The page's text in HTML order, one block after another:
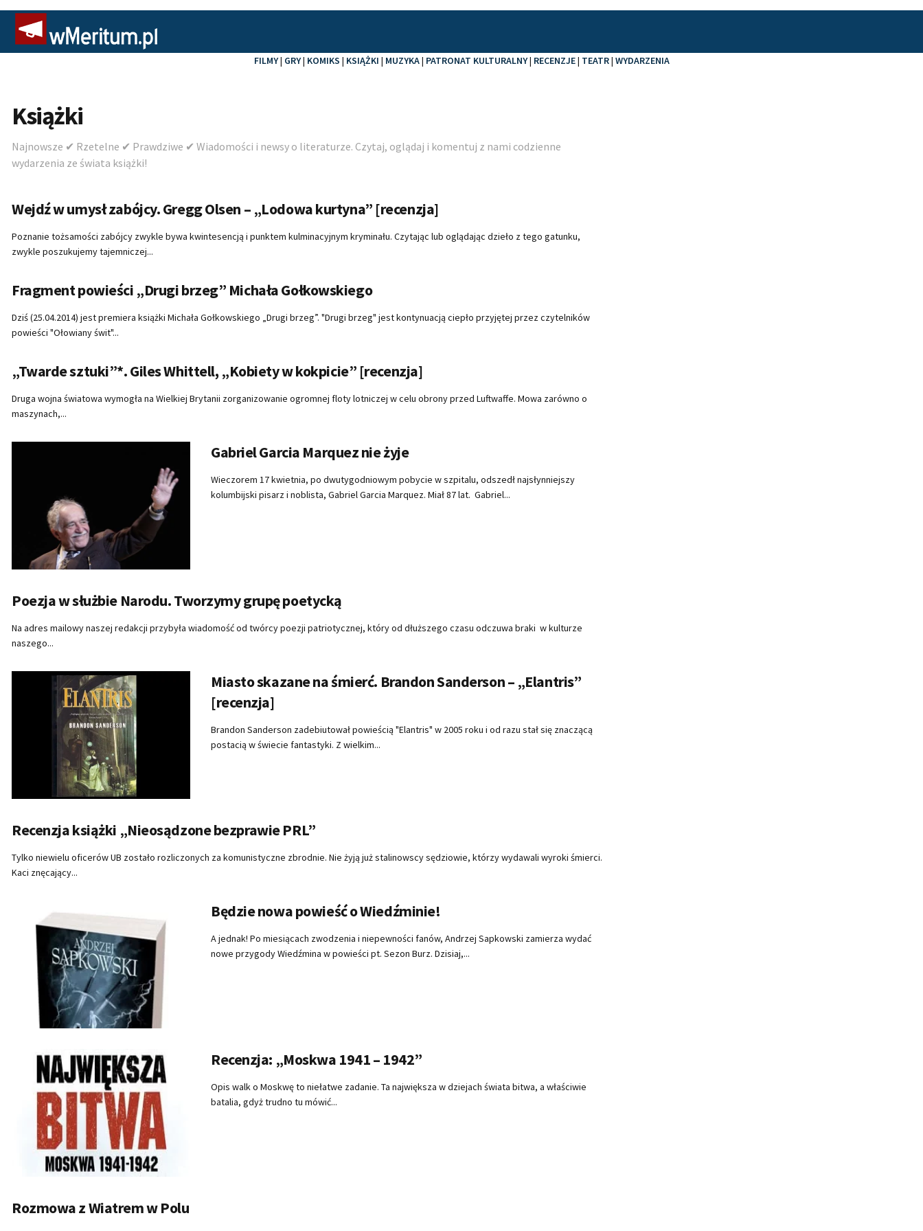
FILMY| GRY| KOMIKS | KSIĄŻKI | MUZYKA| PATRONAT KULTURALNY| RECENZJE| TEATR| WYDARZENIA
Książki
Najnowsze ✔ Rzetelne ✔ Prawdziwe ✔ Wiadomości i newsy o literaturze. Czytaj, oglądaj i komentuj z nami codzienne
wydarzenia ze świata książki!
Wejdź w umysł zabójcy. Gregg Olsen – „Lodowa kurtyna” [recenzja]
Poznanie tożsamości zabójcy zwykle bywa kwintesencją i punktem kulminacyjnym kryminału. Czytając lub oglądając dzieło z tego gatunku,
zwykle poszukujemy tajemniczej...
Fragment powieści „Drugi brzeg” Michała Gołkowskiego
Dziś (25.04.2014) jest premiera książki Michała Gołkowskiego „Drugi brzeg”. "Drugi brzeg" jest kontynuacją ciepło przyjętej przez czytelników
powieści "Ołowiany świt"...
„Twarde sztuki”*. Giles Whittell, „Kobiety w kokpicie” [recenzja]
Druga wojna światowa wymogła na Wielkiej Brytanii zorganizowanie ogromnej floty lotniczej w celu obrony przed Luftwaffe. Mowa zarówno o
maszynach,...
Gabriel Garcia Marquez nie żyje
Wieczorem 17 kwietnia, po dwutygodniowym pobycie w szpitalu, odszedł najsłynniejszy
kolumbijski pisarz i noblista, Gabriel Garcia Marquez. Miał 87 lat. Gabriel...
Poezja w służbie Narodu. Tworzymy grupę poetycką
Na adres mailowy naszej redakcji przybyła wiadomość od twórcy poezji patriotycznej, który od dłuższego czasu odczuwa braki w kulturze
naszego...
Miasto skazane na śmierć. Brandon Sanderson – „Elantris”
[recenzja]
Brandon Sanderson zadebiutował powieścią "Elantris" w 2005 roku i od razu stał się znaczącą
postacią w świecie fantastyki. Z wielkim...
Recenzja książki „Nieosądzone bezprawie PRL”
Tylko niewielu oficerów UB zostało rozliczonych za komunistyczne zbrodnie. Nie żyją już stalinowscy sędziowie, którzy wydawali wyroki śmierci.
Kaci znęcający...
Będzie nowa powieść o Wiedźminie!
A jednak! Po miesiącach zwodzenia i niepewności fanów, Andrzej Sapkowski zamierza wydać
nowe przygody Wiedźmina w powieści pt. Sezon Burz. Dzisiaj,...
Recenzja: „Moskwa 1941 – 1942”
Opis walk o Moskwę to niełatwe zadanie. Ta największa w dziejach świata bitwa, a właściwie
batalia, gdyż trudno tu mówić...
Rozmowa z Wiatrem w Polu